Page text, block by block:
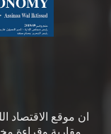
ان موقع الاقتصاد
مقاربة وقراءة